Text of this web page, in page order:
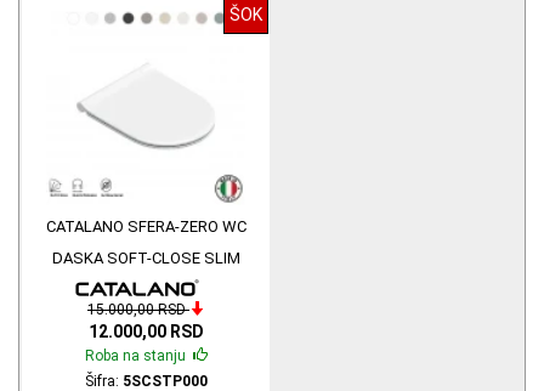
ŠOK
CATALANO SFERA-ZERO WC
DASKA SOFT-CLOSE SLIM
ANTIBAKTERIJSKA 5SCSTP000
0551200001
15.000,00 RSD
12.000,00 RSD
Roba na stanju
Šifra: 5SCSTP000